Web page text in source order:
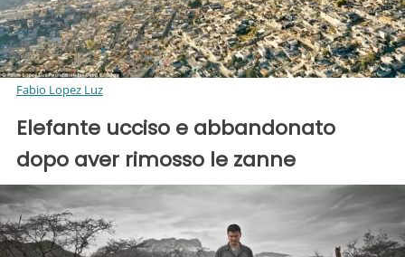
Fabio Lopez Luz
Elefante ucciso e abbandonato
dopo aver rimosso le zanne